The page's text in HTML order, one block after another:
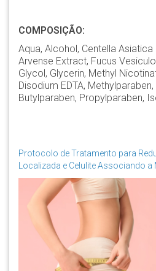
COMPOSIÇÃO:
Aqua, Alcohol, Centella
Arvense Extract, Fucus
Glycol, Glycerin, Methyl
Disodium EDTA,
Butylparaben, Propylparaben,
Protocolo de Tratamento para
Localizada e Celulite Associando